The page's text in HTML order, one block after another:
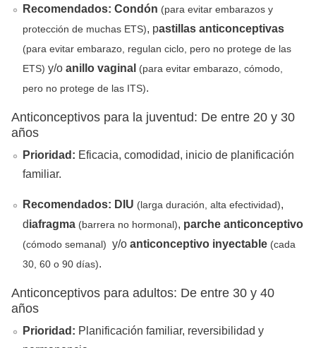
Recomendados: Condón (para evitar embarazos y
protección de muchas ETS), pastillas anticonceptivas
(para evitar embarazo, regulan ciclo, pero no protege de las
ETS) y/o anillo vaginal (para evitar embarazo, cómodo,
pero no protege de las ITS).
Anticonceptivos para la juventud: De entre 20 y 30
años
Prioridad: Eficacia, comodidad, inicio de planificación
familiar.
Recomendados: DIU (larga duración, alta efectividad),
diafragma (barrera no hormonal), parche anticonceptivo
(cómodo semanal) y/o anticonceptivo inyectable (cada
30, 60 o 90 días).
Anticonceptivos para adultos: De entre 30 y 40
años
Prioridad: Planificación familiar, reversibilidad y